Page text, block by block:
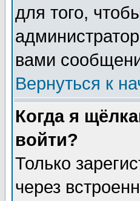
для того,
вами
Вернуться к
Когда я
войти?
Только
через